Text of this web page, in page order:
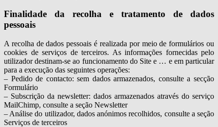
Finalidade da recolha e tratamento de dados
pessoais
A recolha de dados pessoais é realizada por meio de formulários ou
cookies de serviços de terceiros. As informações fornecidas pelo
utilizador destinam-se ao funcionamento do Site e … e em particular
para a execução das seguintes operações:
– Pedido de contacto: sem dados armazenados, consulte a secção
Formulário
– Subscrição da newsletter: dados armazenados através do serviço
MailChimp, consulte a seção Newsletter
– Análise do utilizador, dados anónimos recolhidos, consulte a seção
Serviços de terceiros